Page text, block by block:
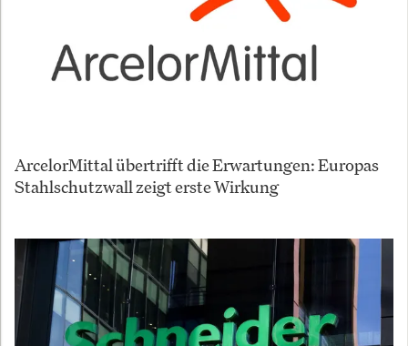
ArcelorMittal übertrifft die Erwartungen: Europas
Stahlschutzwall zeigt erste Wirkung